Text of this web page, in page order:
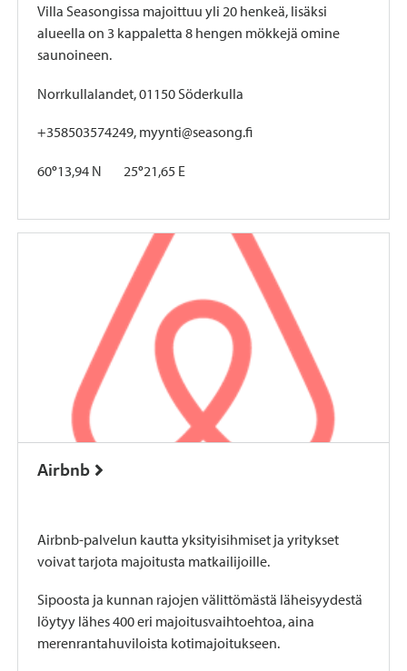
Villa Seasongissa majoittuu yli 20 henkeä, lisäksi
alueella on 3 kappaletta 8 hengen mökkejä omine
saunoineen.
Norrkullalandet, 01150 Söderkulla
+358503574249, myynti@seasong.fi
60°13,94 N 25°21,65 E
Airbnb
Airbnb-palvelun kautta yksityisihmiset ja yritykset
voivat tarjota majoitusta matkailijoille.
Sipoosta ja kunnan rajojen välittömästä läheisyydestä
löytyy lähes 400 eri majoitusvaihtoehtoa, aina
merenrantahuviloista kotimajoitukseen.